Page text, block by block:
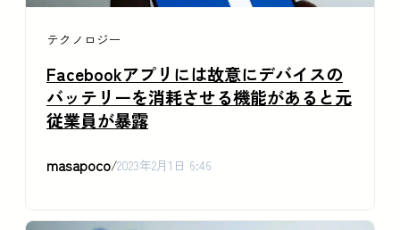
テクノロジー
Facebookアプリには故意にデバイスの
バッテリーを消耗させる機能があると元
従業員が暴露
masapoco/2023年2月1日 6:46